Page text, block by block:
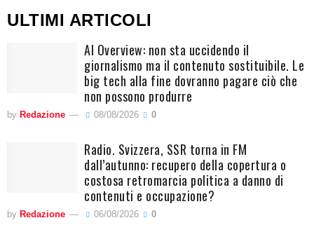
ULTIMI ARTICOLI
AI Overview: non sta uccidendo il
giornalismo ma il contenuto sostituibile. Le
big tech alla fine dovranno pagare ciò che
non possono produrre
by Redazione 08/08/2026 0
Radio. Svizzera, SSR torna in FM
dall’autunno: recupero della copertura o
costosa retromarcia politica a danno di
contenuti e occupazione?
by Redazione 06/08/2026 0